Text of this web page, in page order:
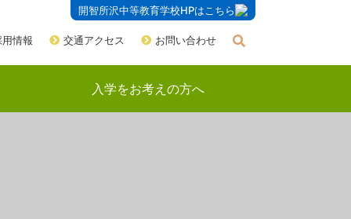
開智所沢中等教育学校HPはこちら
用情報 交通アクセス お問い合わせ
入学をお考えの方へ